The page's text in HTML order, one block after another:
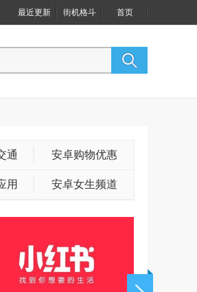
最近更新 街机格斗 首页
通 安卓购物优惠
用 安卓女生频道